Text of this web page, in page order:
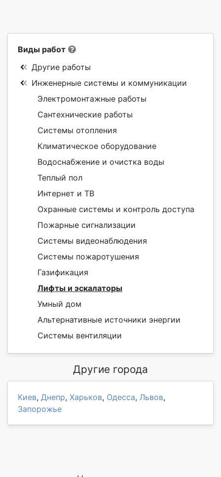
Виды работ
Другие работы
Инженерные системы и коммуникации
Электромонтажные работы
Сантехнические работы
Системы отопления
Климатическое оборудование
Водоснабжение и очистка воды
Теплый пол
Интернет и ТВ
Охранные системы и контроль доступа
Пожарные сигнализации
Системы видеонаблюдения
Системы пожаротушения
Газификация
Лифты и эскалаторы
Умный дом
Альтернативные источники энергии
Системы вентиляции
Другие города
Киев, Днепр, Харьков, Одесса, Львов,
Запорожье